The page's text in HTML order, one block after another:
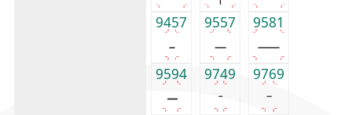
9457 9557 9581
9594 9749 9769